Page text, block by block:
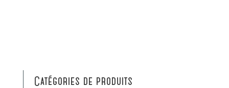
Catégories de produits